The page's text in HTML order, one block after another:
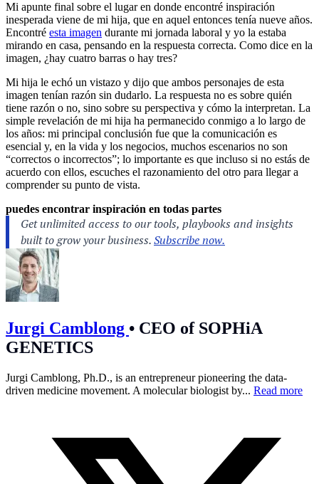
Mi apunte final sobre el lugar en donde encontré inspiración
inesperada viene de mi hija, que en aquel entonces tenía nueve años.
Encontré esta imagen durante mi jornada laboral y yo la estaba
mirando en casa, pensando en la respuesta correcta. Como dice en la
imagen, ¿hay cuatro barras o hay tres?
Mi hija le echó un vistazo y dijo que ambos personajes de esta
imagen tenían razón sin dudarlo. La respuesta no es sobre quién
tiene razón o no, sino sobre su perspectiva y cómo la interpretan. La
simple revelación de mi hija ha permanecido conmigo a lo largo de
los años: mi principal conclusión fue que la comunicación es
esencial y, en la vida y los negocios, muchos escenarios no son
“correctos o incorrectos”; lo importante es que incluso si no estás de
acuerdo con ellos, escuches el razonamiento del otro para llegar a
comprender su punto de vista.
puedes encontrar inspiración en todas partes
Jurgi Camblong • CEO of SOPHiA
GENETICS
Jurgi Camblong, Ph.D., is an entrepreneur pioneering the data-
driven medicine movement. A molecular biologist by... Read more